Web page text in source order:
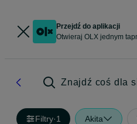
Przejdź do aplikacji
Otwieraj OLX jednym
Znajdź coś dla
Filtry·1 Akita